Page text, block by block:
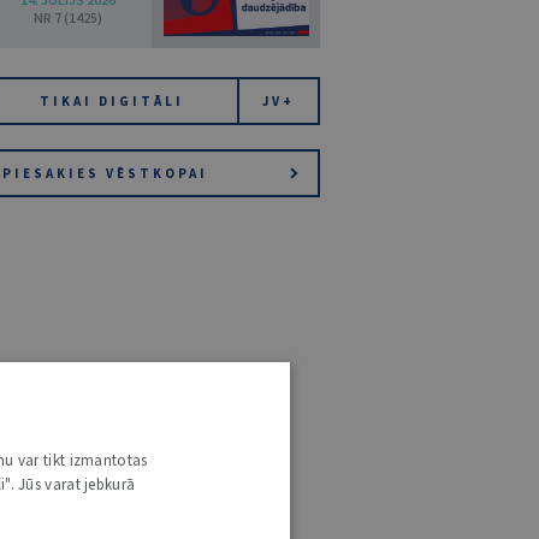
NR 7 (1425)
TIKAI DIGITĀLI JV+
PIESAKIES VĒSTKOPAI
var tikt izmantotas
Jūs varat jebkurā